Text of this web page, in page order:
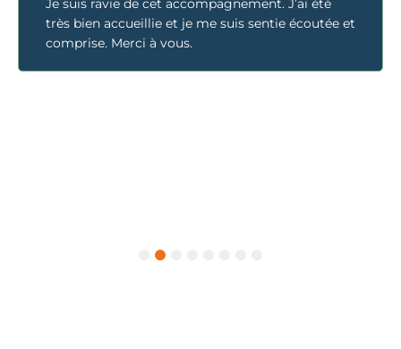
Je suis ravie de cet accompagnement. J’ai été
très bien accueillie et je me suis sentie écoutée et
comprise. Merci à vous.
5